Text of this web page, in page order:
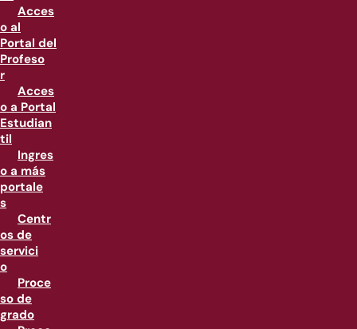
Acces
o al
Portal del
Profeso
r
Acces
o a Portal
Estudian
til
Ingres
o a más
portale
s
Centr
os de
servici
o
Proce
so de
grado